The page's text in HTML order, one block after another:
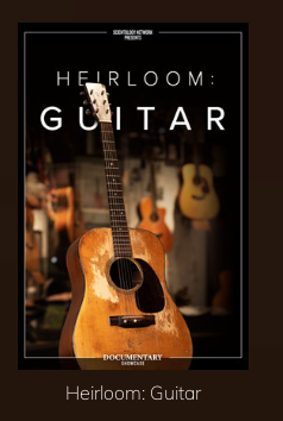
Heirloom: Guitar